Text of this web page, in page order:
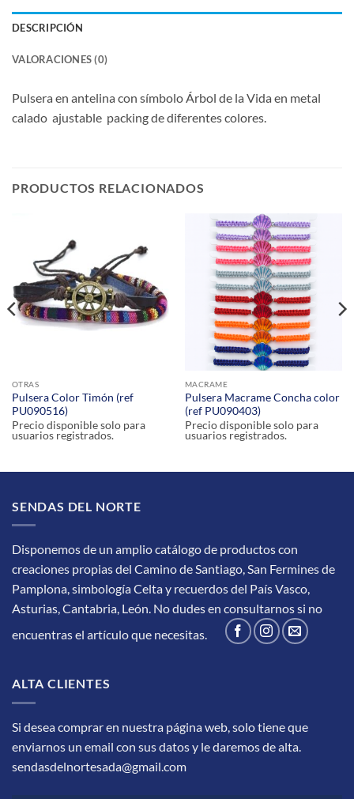
DESCRIPCIÓN
VALORACIONES (0)
Pulsera en antelina con símbolo Árbol de la Vida en metal
calado ajustable packing de diferentes colores.
PRODUCTOS RELACIONADOS
OTRAS
Pulsera Color Timón (ref
PU090516)
Precio disponible solo para
usuarios registrados.
MACRAME
Pulsera Macrame Concha color
(ref PU090403)
Precio disponible solo para
usuarios registrados.
SENDAS DEL NORTE
Disponemos de un amplio catálogo de productos con
creaciones propias del Camino de Santiago, San Fermines de
Pamplona, simbología Celta y recuerdos del País Vasco,
Asturias, Cantabria, León. No dudes en consultarnos si no
encuentras el artículo que necesitas.
ALTA CLIENTES
Si desea comprar en nuestra página web, solo tiene que
enviarnos un email con sus datos y le daremos de alta.
sendasdelnortesada@gmail.com